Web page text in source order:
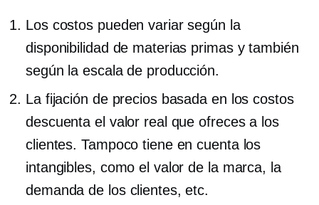
Los costos pueden variar según la
disponibilidad de materias primas y también
según la escala de producción.
La fijación de precios basada en los costos
descuenta el valor real que ofreces a los
clientes. Tampoco tiene en cuenta los
intangibles, como el valor de la marca, la
demanda de los clientes, etc.